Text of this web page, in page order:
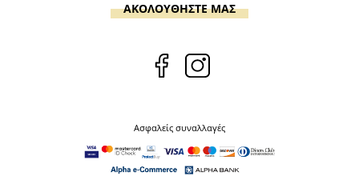
ΑΚΟΛΟΥΘΗΣΤΕ ΜΑΣ
Ασφαλείς συναλλαγές